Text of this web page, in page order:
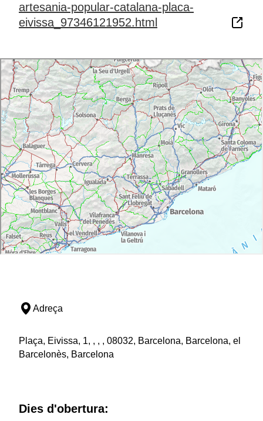
artesania-popular-catalana-placa-
eivissa_97346121952.html
Adreça
Plaça, Eivissa, 1, , , , 08032, Barcelona, Barcelona, el
Barcelonès, Barcelona
Dies d'obertura: